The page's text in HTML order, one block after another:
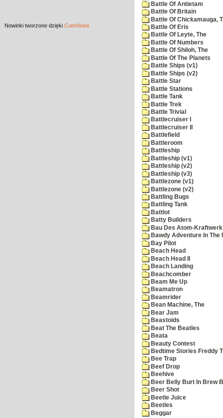
Nowinki tworzone dzięki CuteNews
Battle Of Antietam
Battle Of Britain
Battle Of Chickamauga,
Battle Of Eris
Battle Of Leyte, The
Battle Of Numbers
Battle Of Shiloh, The
Battle Of The Planets
Battle Ships (v1)
Battle Ships (v2)
Battle Star
Battle Stations
Battle Tank
Battle Trek
Battle Trivial
Battlecruiser I
Battlecruiser II
Battlefield
Battleroom
Battleship
Battleship (v1)
Battleship (v2)
Battleship (v3)
Battlezone (v1)
Battlezone (v2)
Battling Bugs
Battling Tank
Battlot
Batty Builders
Bau Des Atom-Kraftwerk
Bawdy Adventure In The
Bay Pilot
Beach Head
Beach Head II
Beach Landing
Beachcomber
Beam Me Up
Beamatron
Beamrider
Bean Machine, The
Bear Jam
Beastoids
Beat The Beatles
Beata
Beauty Contest
Bedtime Stories Freddy
Bee Trap
Beef Drop
Beehive
Beer Belly Burt In Brew
Beer Shot
Beetle Juice
Beetles
Beggar